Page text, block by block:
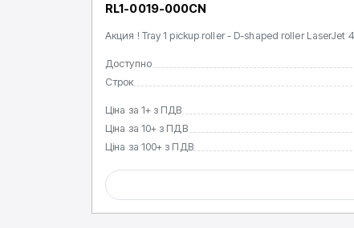
RL1-0019-000CN
Акция ! Tray 1 pickup roller - D-shaped roller
Доступно
Строк
Ціна за 1+ з ПДВ
Ціна за 10+ з ПДВ
Ціна за 100+ з ПДВ